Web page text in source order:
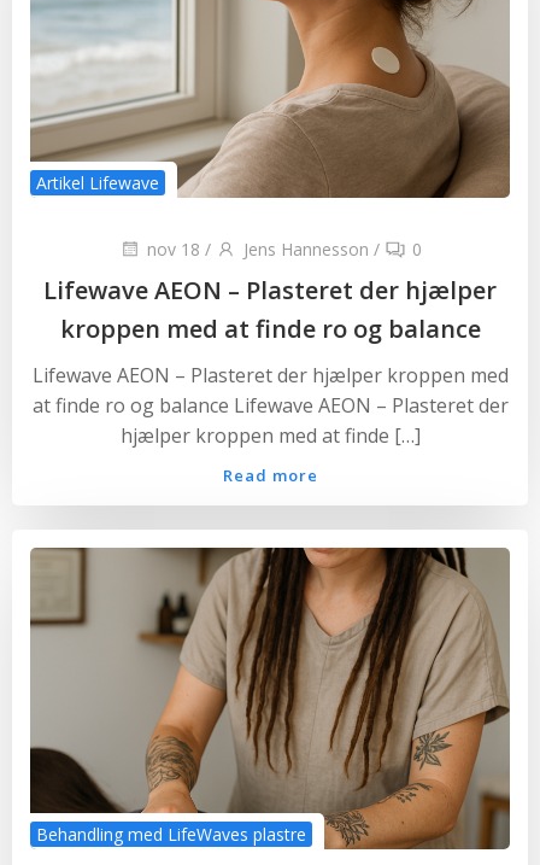
Artikel Lifewave
nov 18 / Jens Hannesson / 0
Lifewave AEON – Plasteret der hjælper
kroppen med at finde ro og balance
Lifewave AEON – Plasteret der hjælper kroppen med
at finde ro og balance Lifewave AEON – Plasteret der
hjælper kroppen med at finde […]
Read more
Behandling med LifeWaves plastre